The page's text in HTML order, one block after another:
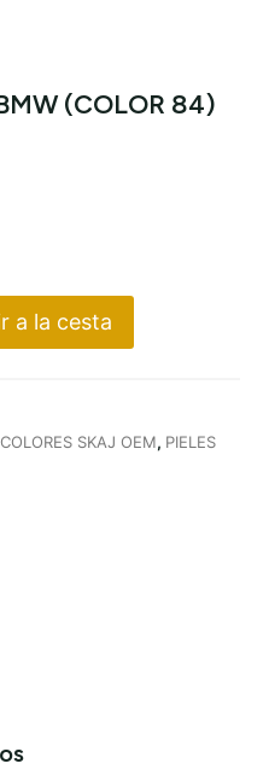
(COLOR 84)
a la cesta
COLORES SKAJ OEM, PIELES